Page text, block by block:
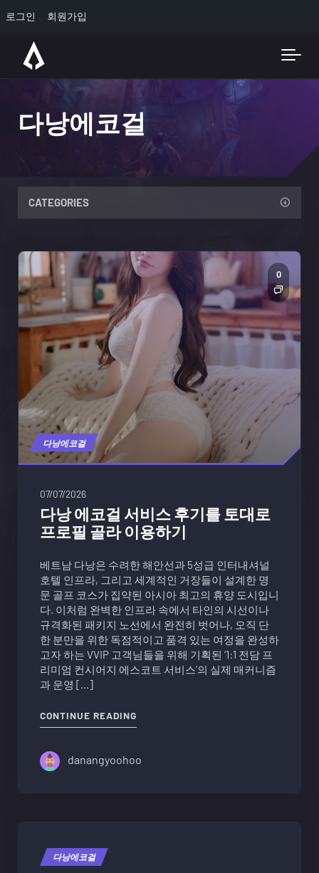
로그인 회원가입
Skip to main content
다낭에코걸
CATEGORIES
다낭에코걸
0
07/07/2026
다낭 에코걸 서비스 후기를 토대로
프로필 골라 이용하기
베트남 다낭은 수려한 해안선과 5성급 인터내셔널
호텔 인프라, 그리고 세계적인 거장들이 설계한 명
문 골프 코스가 집약된 아시아 최고의 휴양 도시입니
다. 이처럼 완벽한 인프라 속에서 타인의 시선이나
규격화된 패키지 노선에서 완전히 벗어나, 오직 단
한 분만을 위한 독점적이고 품격 있는 여정을 완성하
고자 하는 VVIP 고객님들을 위해 기획된 ‘1:1 전담 프
리미엄 컨시어지 에스코트 서비스’의 실제 매커니즘
과 운영 […]
CONTINUE READING
danangyoohoo
다낭에코걸